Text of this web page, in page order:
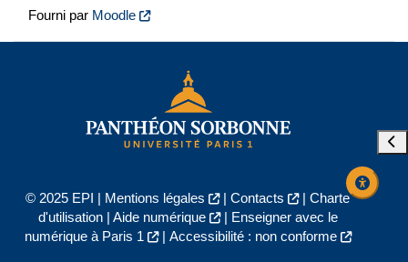
Fourni par Moodle
© 2025 EPI | Mentions légales | Contacts | Charte
d'utilisation| Aide numérique |
Enseigner avec le
numérique à Paris 1
| Accessibilité : non conforme